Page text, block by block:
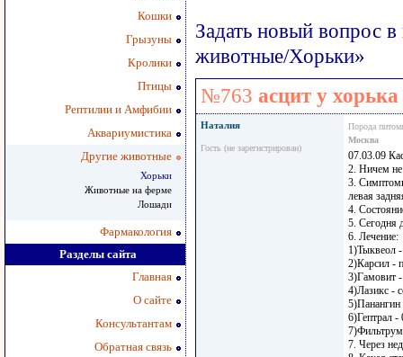
Кошки
Грызуны
Кролики
Птицы
Рептилии и Амфибии
Аквариумистика
Другие животные
Хорьки
Животные на ферме
Лошади
Фармакология
Разделы сайта
Главная
О сайте
Консультантам
Обратная связь
Задать новый вопрос
животные/Хорьки»
№763 асцит у хорька
Наталия
Гость (не зарегистрирован)
Порода
Москва
07.03.09
2. Ничем не
3.
левая
4.
5. Сегодня
6. Лечение:
1)Тыквеол
2)Карсил -
3)Гамовит
4)Лазикс -
5)Панангин
6)Гептрал
7)Фильтрум
7. Через